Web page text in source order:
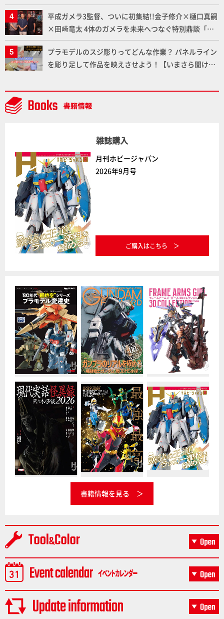
ふたたび塗る!!【試し読み】
平成ガメラ3監督、ついに初集結!!金子修介×樋口真嗣
×田﨑竜太 4体のガメラを未来へつなぐ特別鼎談「ガ
メラ永久保存化プロジェクト FINAL」
プラモデルのスジ彫りってどんな作業？ パネルライン
を彫り足して作品を映えさせよう！【いまさら聞けな
雑誌購入
月刊ホビージャパン
2026年9月号
ご購入はこちら
書籍情報を見る